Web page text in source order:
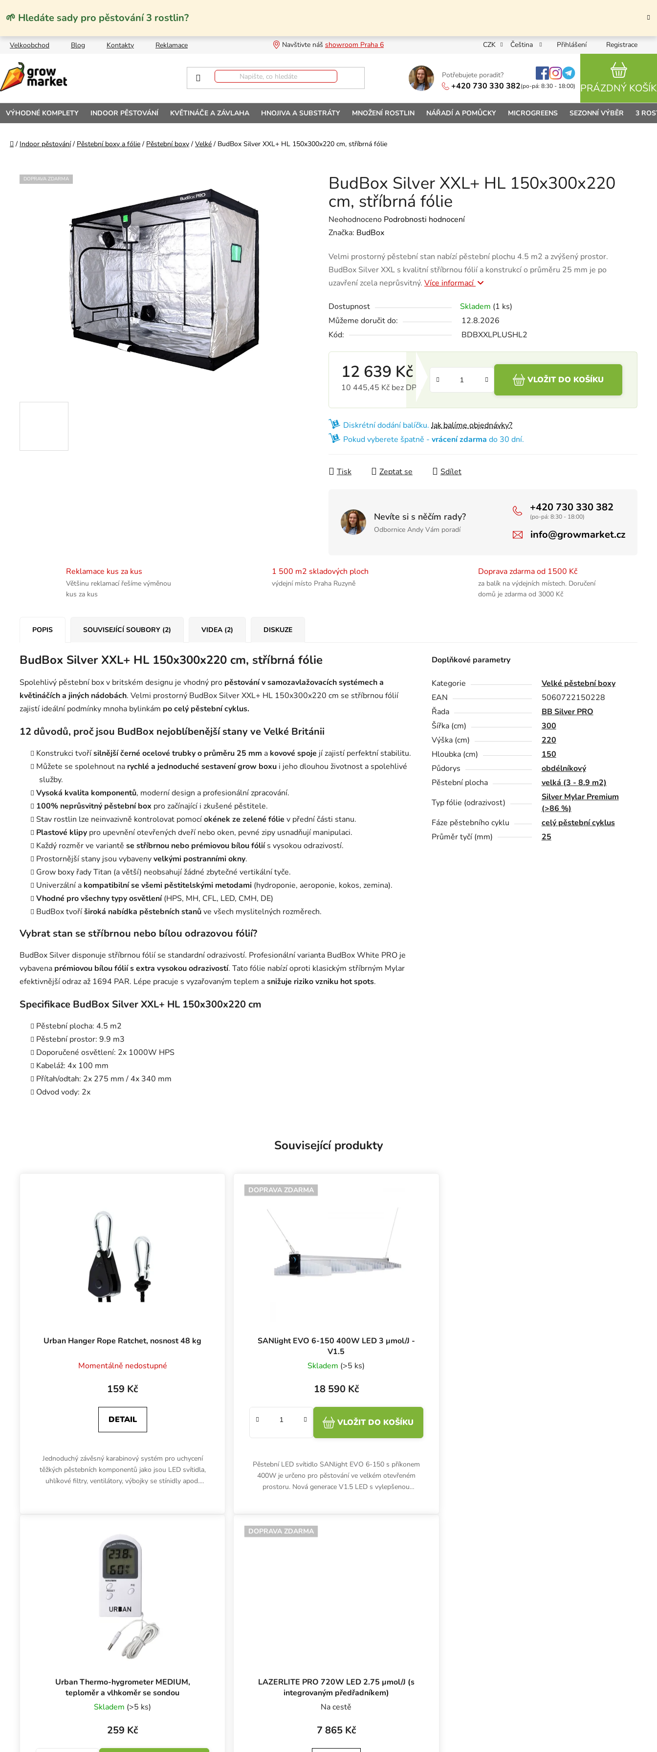
🌱 Hledáte sady pro pěstování 3 rostlin?
Velkoobchod Blog Kontakty Reklamace Navštivte náš showroom Praha 6 CZK Čeština Přihlášení Registrace
Potřebujete poradit?
+420 730 330 382(po-pá: 8:30 - 18:00) PRÁZDNÝ KOŠÍK
VÝHODNÉ KOMPLETY INDOOR PĚSTOVÁNÍ KVĚTINÁČE A ZÁVLAHA HNOJIVA A SUBSTRÁTY MNOŽENÍ ROSTLIN NÁŘADÍ A POMŮCKY MICROGREENS SEZONNÍ VÝBĚR 3
Domů
/ Indoor pěstování / Pěstební boxy a fólie / Pěstební boxy / Velké / BudBox Silver XXL+ HL 150x300x220 cm, stříbrná fólie
BudBox Silver XXL+ HL 150x300x220
cm, stříbrná fólie
Průměrné hodnocení produktu je 0,0 z 5 hvězdiček.
Neohodnoceno Podrobnosti hodnocení
Značka: BudBox
Velmi prostorný pěstební stan nabízí pěstební plochu 4.5 m2 a zvýšený prostor.
BudBox Silver XXL s kvalitní stříbrnou fólií a konstrukcí o průměru 25 mm je po
uzavření zcela neprůsvitný. Více informací
Dostupnost Skladem (1 ks)
Můžeme doručit do:
12.8.2026
Kód:
BDBXXLPLUSHL2
12 639 Kč
10 445,45 Kč bez DPH
VLOŽIT DO KOŠÍKU
Diskrétní dodání balíčku.Jak balíme objednávky?
Pokud vyberete špatně - vrácení zdarma do 30 dní.
Tisk Zeptat se Sdílet
Nevíte si s něčím rady?
Odbornice Andy Vám poradí
+420 730 330 382
(po-pá: 8:30 - 18:00)
info@growmarket.cz
DOPRAVA ZDARMA
Reklamace kus za kus
Většinu reklamací řešíme výměnou
kus za kus
1 500 m2 skladových ploch
výdejní místo Praha Ruzyně
Doprava zdarma od 1500 Kč
za balík na výdejních místech. Doručení
domů je zdarma od 3000 Kč
POPIS SOUVISEJÍCÍ SOUBORY (2) VIDEA (2) DISKUZE
BudBox Silver XXL+ HL 150x300x220 cm, stříbrná fólie
Spolehlivý pěstební box v britském designu je vhodný pro pěstování v samozavlažovacích systémech a
květináčích a jiných nádobách. Velmi prostorný BudBox Silver XXL+ HL 150x300x220 cm se stříbrnou fólií
zajistí ideální podmínky mnoha bylinkám po celý pěstební cyklus.
12 důvodů, proč jsou BudBox nejoblíbenější stany ve Velké Británii
Konstrukci tvořísilnější černé ocelové trubky o průměru 25 mm a kovové spoje jí zajistí perfektní stabilitu.
Můžete se spolehnout na rychlé a jednoduché sestavení grow boxu i jeho dlouhou životnost a spolehlivé
služby.
Vysoká kvalita komponentů, moderní design a profesionální zpracování.
100% neprůsvitný pěstební box pro začínající i zkušené pěstitele.
Stav rostlin lze neinvazivně kontrolovat pomocíokének ze zelené fólie v přední části stanu.
Plastové klipy pro upevnění otevřených dveří nebo oken, pevné zipy usnadňují manipulaci.
Každý rozměr ve variantě se stříbrnou nebo prémiovou bílou fóliís vysokou odrazivostí.
Prostornější stany jsou vybavenyvelkými postranními okny.
Grow boxy řady Titan (a větší) neobsahují žádné zbytečné vertikální tyče.
Univerzální a kompatibilní se všemi pěstitelskými metodami (hydroponie, aeroponie, kokos, zemina).
Vhodné pro všechny typy osvětlení(HPS, MH, CFL, LED, CMH, DE)
BudBox tvoříširoká nabídka pěstebních stanůve všech myslitelných rozměrech.
Vybrat stan se stříbrnou nebo bílou odrazovou fólií?
BudBox Silver disponuje stříbrnou fólií se standardní odrazivostí. Profesionální varianta BudBox White PRO je
vybavena prémiovou bílou fólií s extra vysokou odrazivostí. Tato fólie nabízí oproti klasickým stříbrným Mylar
efektivnější odraz až 1694 PAR. Lépe pracuje s vyzařovaným teplem asnižuje riziko vzniku hot spots.
Specifikace BudBox Silver XXL+ HL 150x300x220 cm
Pěstební plocha: 4.5 m2
Pěstební prostor: 9.9 m3
Doporučené osvětlení: 2x 1000W HPS
Kabeláž: 4x 100 mm
Přítah/odtah: 2x 275 mm / 4x 340 mm
Odvod vody: 2x
Doplňkové parametry
Kategorie
Velké pěstební boxy
EAN
5060722150228
Řada
BB Silver PRO
Šířka (cm)
300
Výška (cm)
220
Hloubka (cm)
150
Půdorys
obdélníkový
Pěstební plocha
velká (3 - 8.9 m2)
Typ fólie (odrazivost)
Silver Mylar Premium
(>86 %)
Fáze pěstebního cyklu
celý pěstební cyklus
Průměr tyčí (mm)
25
Související produkty
Urban Hanger Rope Ratchet, nosnost 48 kg
Momentálně nedostupné
159 Kč
DETAIL
Jednoduchý závěsný karabinový systém pro uchycení
těžkých pěstebních komponentů jako jsou LED svítidla,
uhlíkové filtry, ventilátory, výbojky se stínidly apod.
DOPRAVA ZDARMA
SANlight EVO 6-150 400W LED 3 µmol/J -
V1.5
Skladem (>5 ks)
18 590 Kč
VLOŽIT DO KOŠÍKU
Pěstební LED svítidlo SANlight EVO 6-150 s příkonem
400W je určeno pro pěstování ve velkém otevřeném
prostoru. Nová generace V1.5 LED s vylepšenou
Urban Thermo-hygrometer MEDIUM,
teploměr a vlhkoměr se sondou
Skladem (>5 ks)
259 Kč
DOPRAVA ZDARMA
LAZERLITE PRO 720W LED 2.75 µmol/J (s
integrovaným předřadníkem)
Na cestě
7 865 Kč